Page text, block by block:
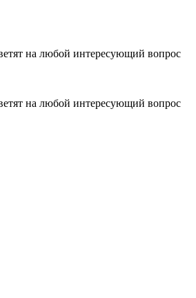
на любой интересующий вопрос
на любой интересующий вопрос